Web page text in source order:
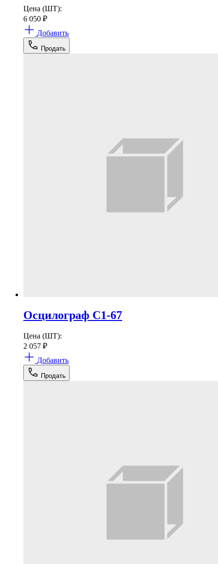
Цена (ШТ):
6 050 ₽
Добавить
Продать
Осцилограф С1-67
Цена (ШТ):
2 057 ₽
Добавить
Продать